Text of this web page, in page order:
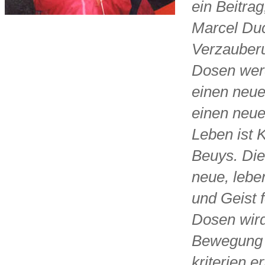
ein
Marcel
Dosen
einen
einen
Leben ist
Beuys.
neue,
und Geist
Dosen